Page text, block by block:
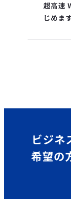
超高速
じめま
ビジネ
希望の